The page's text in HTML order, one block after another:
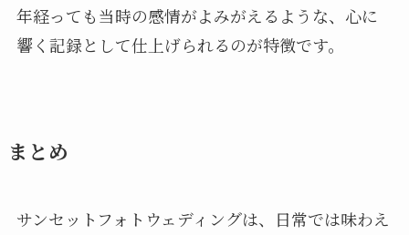
年経っても当時の感情がよみがえるような、心に
響く記録として仕上げられるのが特徴です。
まとめ
サンセットフォトウェディングは、日常では味わえ